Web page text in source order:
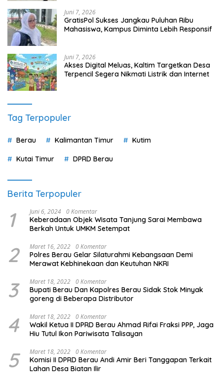
Juni 7, 2026
GratisPol Sukses Jangkau Puluhan Ribu
Mahasiswa, Kampus Diminta Lebih Responsif
Juni 7, 2026
Akses Digital Meluas, Kaltim Targetkan Desa
Terpencil Segera Nikmati Listrik dan Internet
Tag Terpopuler
Berau Kalimantan Timur Kutim
Kutai Timur DPRD Berau
Berita Terpopuler
1 Juni 6, 2024 0 Komentar
Keberadaan Objek Wisata Tanjung Sarai Membawa
Berkah Untuk UMKM Setempat
2 Maret 16, 2022 0 Komentar
Polres Berau Gelar Silaturahmi Kebangsaan Demi
Merawat Kebhinekaan dan Keutuhan NKRI
3 Maret 18, 2022 0 Komentar
Bupati Berau Dan Kapolres Berau Sidak Stok Minyak
goreng di Beberapa Distributor
4 Maret 18, 2022 0 Komentar
Wakil Ketua II DPRD Berau Ahmad Rifai Fraksi PPP, Jaga
Hiu Tutul Ikon Pariwisata Talisayan
5 Maret 18, 2022 0 Komentar
Komisi II DPRD Berau Andi Amir Beri Tanggapan Terkait
Lahan Desa Biatan Ilir